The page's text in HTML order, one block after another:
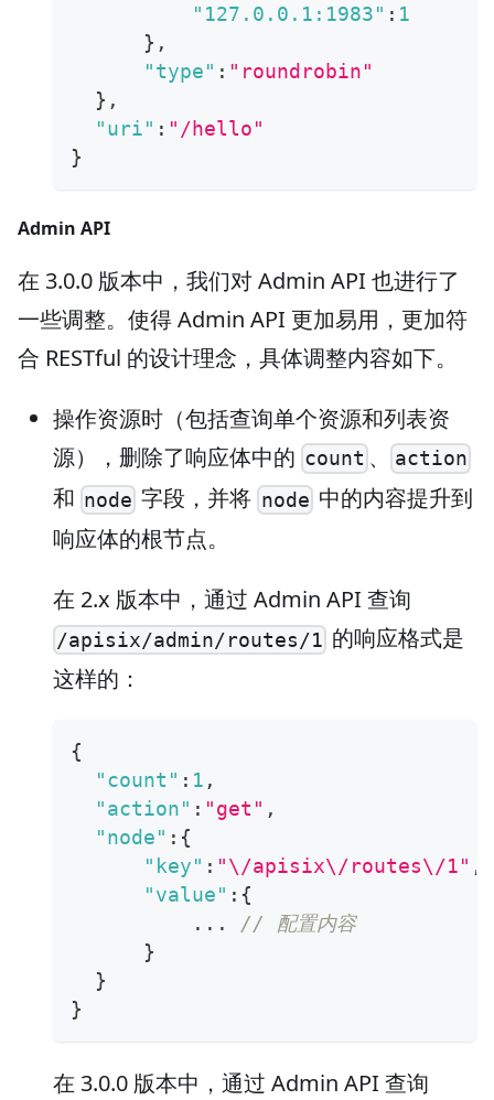
"127.0.0.1:1983" : 1
} ,
"type" : "roundrobin"
} ,
"uri" : "/hello"
}
Admin API
在 3.0.0 版本中，我们对 Admin API 也进行了
一些调整。使得 Admin API 更加易用，更加符
合 RESTful 的设计理念，具体调整内容如下。
操作资源时（包括查询单个资源和列表资
源），删除了响应体中的 count 、 action
和 node 字段，并将 node中的内容提升到
响应体的根节点。
在 2.x 版本中，通过 Admin API 查询
/apisix/admin/routes/1 的响应格式是
这样的：
{
"count" : 1 ,
"action" : "get" ,
"node" : {
"key" : "\/apisix\/routes\/1" ,
"value" : {
          ...
// 配置内容
}
}
}
在 3.0.0 版本中，通过 Admin API 查询